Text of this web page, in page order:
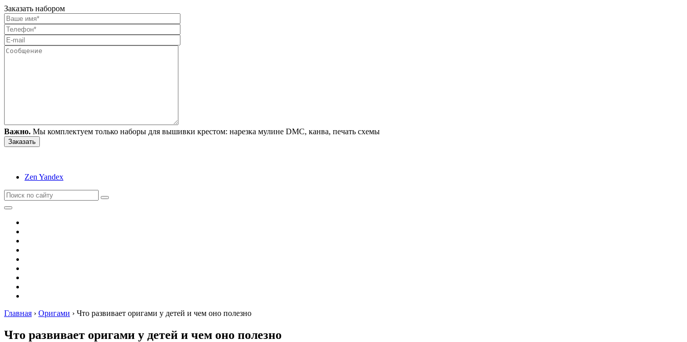
Заказать набором
Важно. Мы комплектуем только наборы для вышивки крестом: нарезка мулине DMC, канва, печать схемы
Zen Yandex
Главная › Оригами › Что развивает оригами у детей и чем оно полезно
Что развивает оригами у детей и чем оно полезно